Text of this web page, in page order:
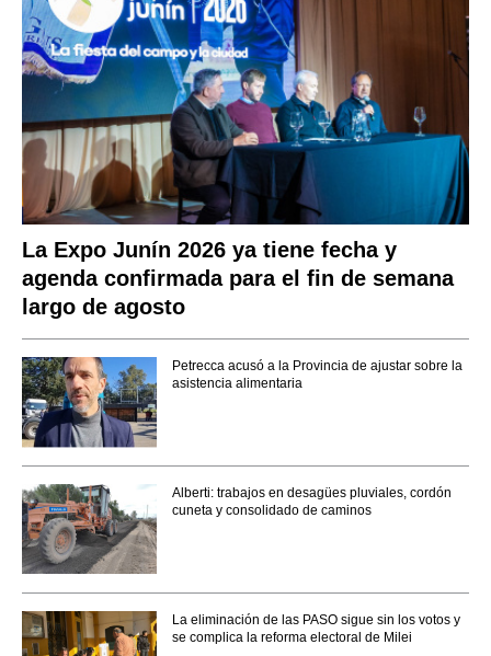
La Expo Junín 2026 ya tiene fecha y
agenda confirmada para el fin de semana
largo de agosto
Petrecca acusó a la Provincia de ajustar sobre la
asistencia alimentaria
Alberti: trabajos en desagües pluviales, cordón
cuneta y consolidado de caminos
La eliminación de las PASO sigue sin los votos y
se complica la reforma electoral de Milei